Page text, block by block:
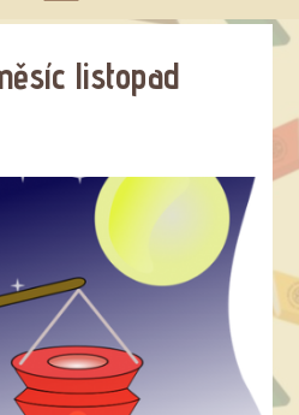
listopad